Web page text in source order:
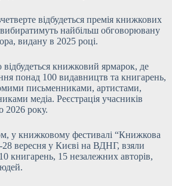
відбудеться премія книжкових
вибиратимуть найбільш обговорювану
видану в 2025 році.
відбудеться книжковий ярмарок, де
понад 100 видавництв та книгарень,
письменниками, артистами,
медіа. Реєстрація учасників
2026 року.
у книжковому фестивалі “Книжкова
28 вересня у Києві на ВДНГ, взяли
книгарень, 15 незалежних авторів,